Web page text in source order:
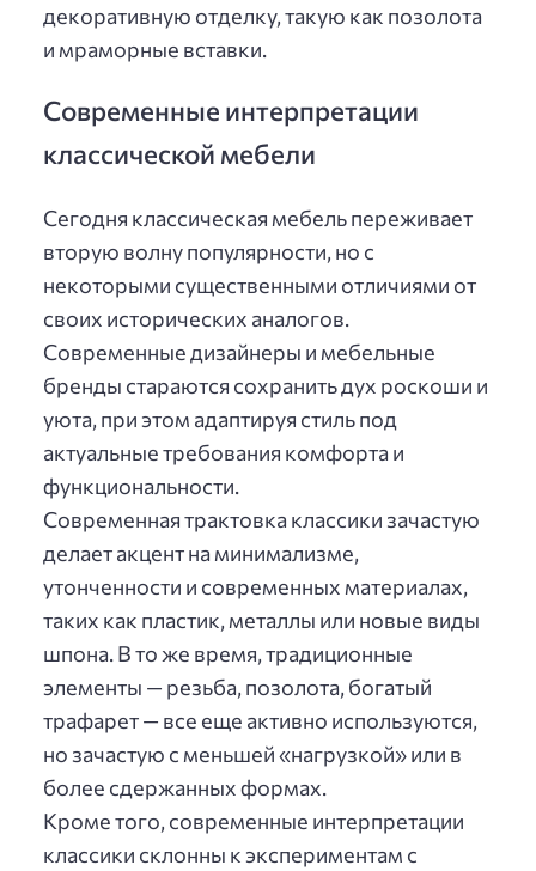
декоративную отделку, такую как позолота
и мраморные вставки.
Современные интерпретации
классической мебели
Сегодня классическая мебель переживает
вторую волну популярности, но с
некоторыми существенными отличиями от
своих исторических аналогов.
Современные дизайнеры и мебельные
бренды стараются сохранить дух роскоши и
уюта, при этом адаптируя стиль под
актуальные требования комфорта и
функциональности.
Современная трактовка классики зачастую
делает акцент на минимализме,
утонченности и современных материалах,
таких как пластик, металлы или новые виды
шпона. В то же время, традиционные
элементы — резьба, позолота, богатый
трафарет — все еще активно используются,
но зачастую с меньшей «нагрузкой» или в
более сдержанных формах.
Кроме того, современные интерпретации
классики склонны к экспериментам с